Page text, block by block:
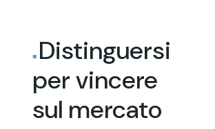
Distinguersi
per vincere
sul mercato